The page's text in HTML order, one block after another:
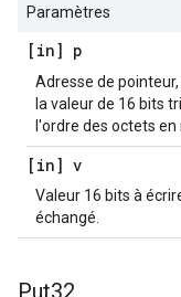
Paramètres
[in] p
Adresse de
la valeur de 16 bits
l'ordre des octets en
[in] v
Valeur 16 bits à
échangé.
Put32